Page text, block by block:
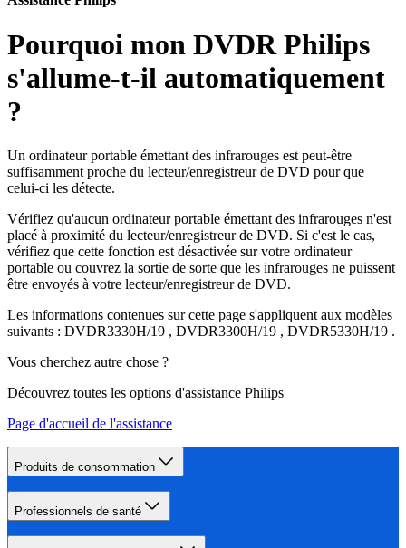
Pourquoi mon DVDR Philips
s'allume-t-il automatiquement
?
Un ordinateur portable émettant des infrarouges est peut-être
suffisamment proche du lecteur/enregistreur de DVD pour que
celui-ci les détecte.
Vérifiez qu'aucun ordinateur portable émettant des infrarouges n'est
placé à proximité du lecteur/enregistreur de DVD. Si c'est le cas,
vérifiez que cette fonction est désactivée sur votre ordinateur
portable ou couvrez la sortie de sorte que les infrarouges ne puissent
être envoyés à votre lecteur/enregistreur de DVD.
Les informations contenues sur cette page s'appliquent aux modèles
suivants : DVDR3330H/19 , DVDR3300H/19 , DVDR5330H/19 .
Vous cherchez autre chose ?
Découvrez toutes les options d'assistance Philips
Page d'accueil de l'assistance
Produits de consommation
Professionnels de santé